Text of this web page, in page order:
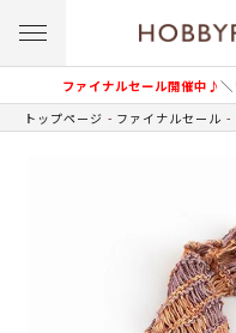
ファイナルセール開催中♪
トップページ ファイナルセール